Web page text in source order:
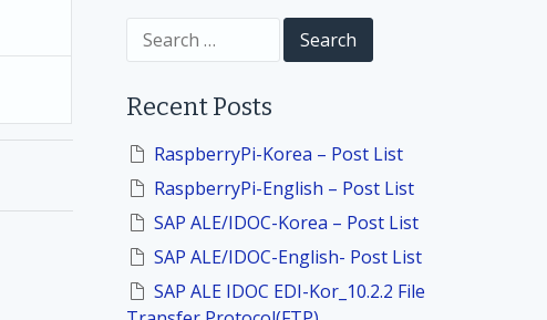
c
o
Recent Posts
RaspberryPi-Korea – Post List
RaspberryPi-English – Post List
SAP ALE/IDOC-Korea – Post List
SAP ALE/IDOC-English- Post List
SAP ALE IDOC EDI-Kor_10.2.2 File